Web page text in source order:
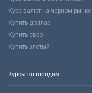
Курс валют на черном рынке
Купить доллар
Купить евро
Купить злотый
Курсы по городам